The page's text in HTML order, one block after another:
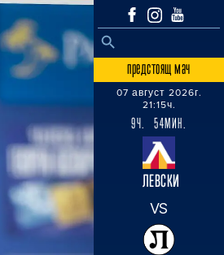
Search
SEARCH BUTTON
предстоящ мач
07 август 2026г.
21:15ч.
9Ч. 54МИН.
ЛЕВСКИ
VS